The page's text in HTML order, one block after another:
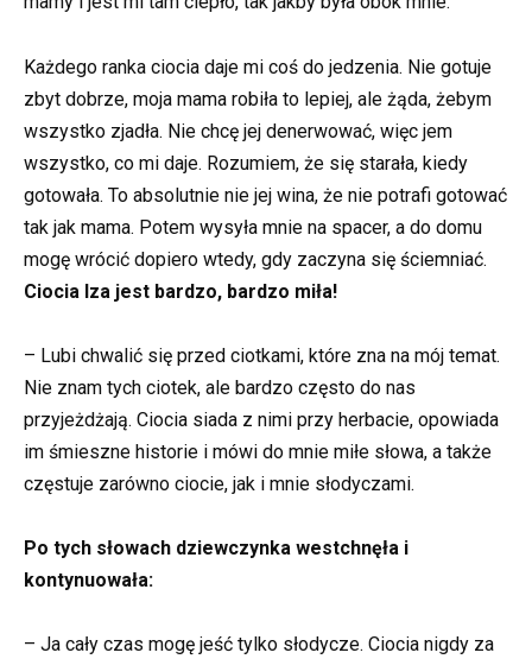
Każdego ranka ciocia daje mi coś do jedzenia. Nie gotuje
zbyt dobrze, moja mama robiła to lepiej, ale żąda, żebym
wszystko zjadła. Nie chcę jej denerwować, więc jem
wszystko, co mi daje. Rozumiem, że się starała, kiedy
gotowała. To absolutnie nie jej wina, że nie potrafi gotować
tak jak mama. Potem wysyła mnie na spacer, a do domu
mogę wrócić dopiero wtedy, gdy zaczyna się ściemniać.
Ciocia Iza jest bardzo, bardzo miła!
– Lubi chwalić się przed ciotkami, które zna na mój temat.
Nie znam tych ciotek, ale bardzo często do nas
przyjeżdżają. Ciocia siada z nimi przy herbacie, opowiada
im śmieszne historie i mówi do mnie miłe słowa, a także
częstuje zarówno ciocie, jak i mnie słodyczami.
Po tych słowach dziewczynka westchnęła i
kontynuowała:
– Ja cały czas mogę jeść tylko słodycze. Ciocia nigdy za